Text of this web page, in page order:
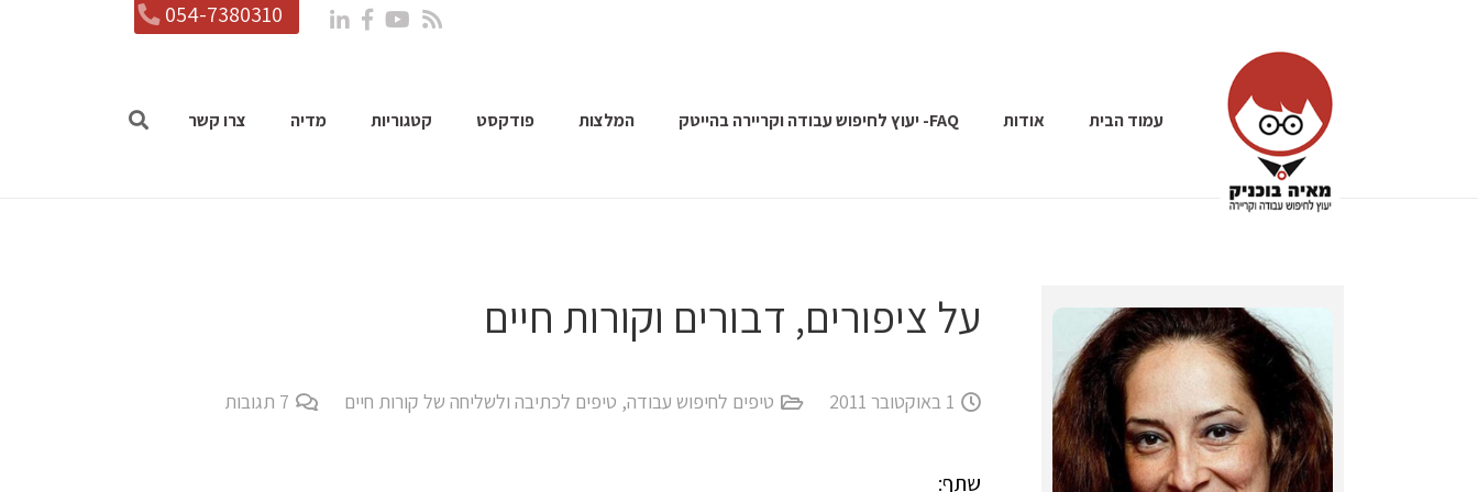
054-7380310
עמוד הבית אודות FAQ- יעוץ לחיפוש עבודה וקריירה בהייטק המלצות פודקסט קטגוריות מדיה צרו קשר
על ציפורים, דבורים וקורות חיים
1 באוקטובר 2011 טיפים לחיפוש עבודה, טיפים לכתיבה ולשליחה של קורות חיים 7 תגובות
שתף: